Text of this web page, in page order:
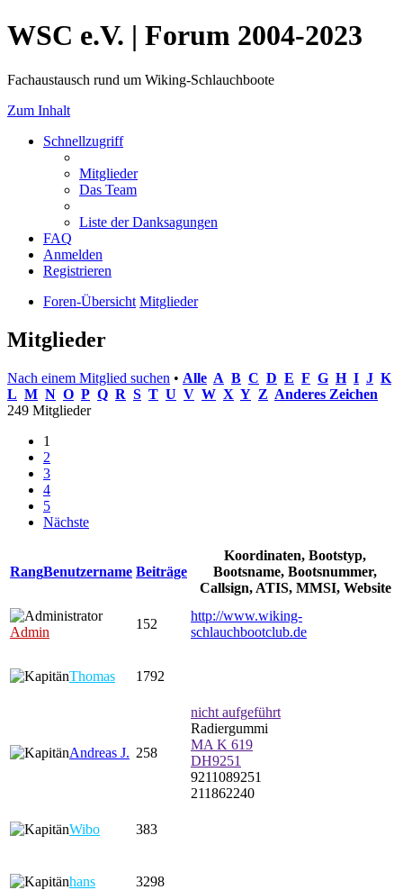
WSC e.V. | Forum 2004-2023
Fachaustausch rund um Wiking-Schlauchboote
Zum Inhalt
Schnellzugriff
Mitglieder
Das Team
Liste der Danksagungen
FAQ
Anmelden
Registrieren
Foren-Übersicht Mitglieder
Mitglieder
Nach einem Mitglied suchen • Alle A B C D E F G H I J K
L M N O P Q R S T U V W X Y Z Anderes Zeichen
249 Mitglieder
1
2
3
4
5
Nächste
RangBenutzername Beiträge
Koordinaten, Bootstyp,
Bootsname, Bootsnummer,
Callsign, ATIS, MMSI, Website
Admin
152
http://www.wiking-
schlauchbootclub.de
Thomas 1792
Andreas J. 258
nicht aufgeführt
Radiergummi
MA K 619
DH9251
9211089251
211862240
Wibo 383
hans 3298